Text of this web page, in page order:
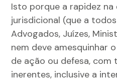
Isto porque a rapidez
jurisdicional (que a
Advogados, Juízes,
nem deve amesquinhar
de ação ou defesa, com
inerentes, inclusive a